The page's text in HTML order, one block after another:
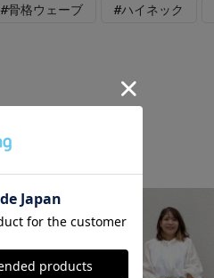
#骨格ウェーブ #ハイネック